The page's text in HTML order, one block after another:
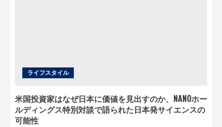
ライフスタイル
米国投資家はなぜ日本に価値を見出すのか、NANOホー
ルディングス特別対談で語られた日本発サイエンスの
可能性